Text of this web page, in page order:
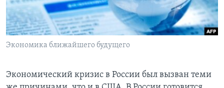
Learning English
СОЦИАЛЬНЫЕ СЕТИ
Экономика ближайшего будущего
Экономический кризис в России был вызван теми